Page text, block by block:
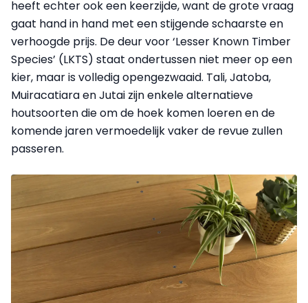
heeft echter ook een keerzijde, want de grote vraag
gaat hand in hand met een stijgende schaarste en
verhoogde prijs. De deur voor ‘Lesser Known Timber
Species’ (LKTS) staat ondertussen niet meer op een
kier, maar is volledig opengezwaaid. Tali, Jatoba,
Muiracatiara en Jutai zijn enkele alternatieve
houtsoorten die om de hoek komen loeren en de
komende jaren vermoedelijk vaker de revue zullen
passeren.